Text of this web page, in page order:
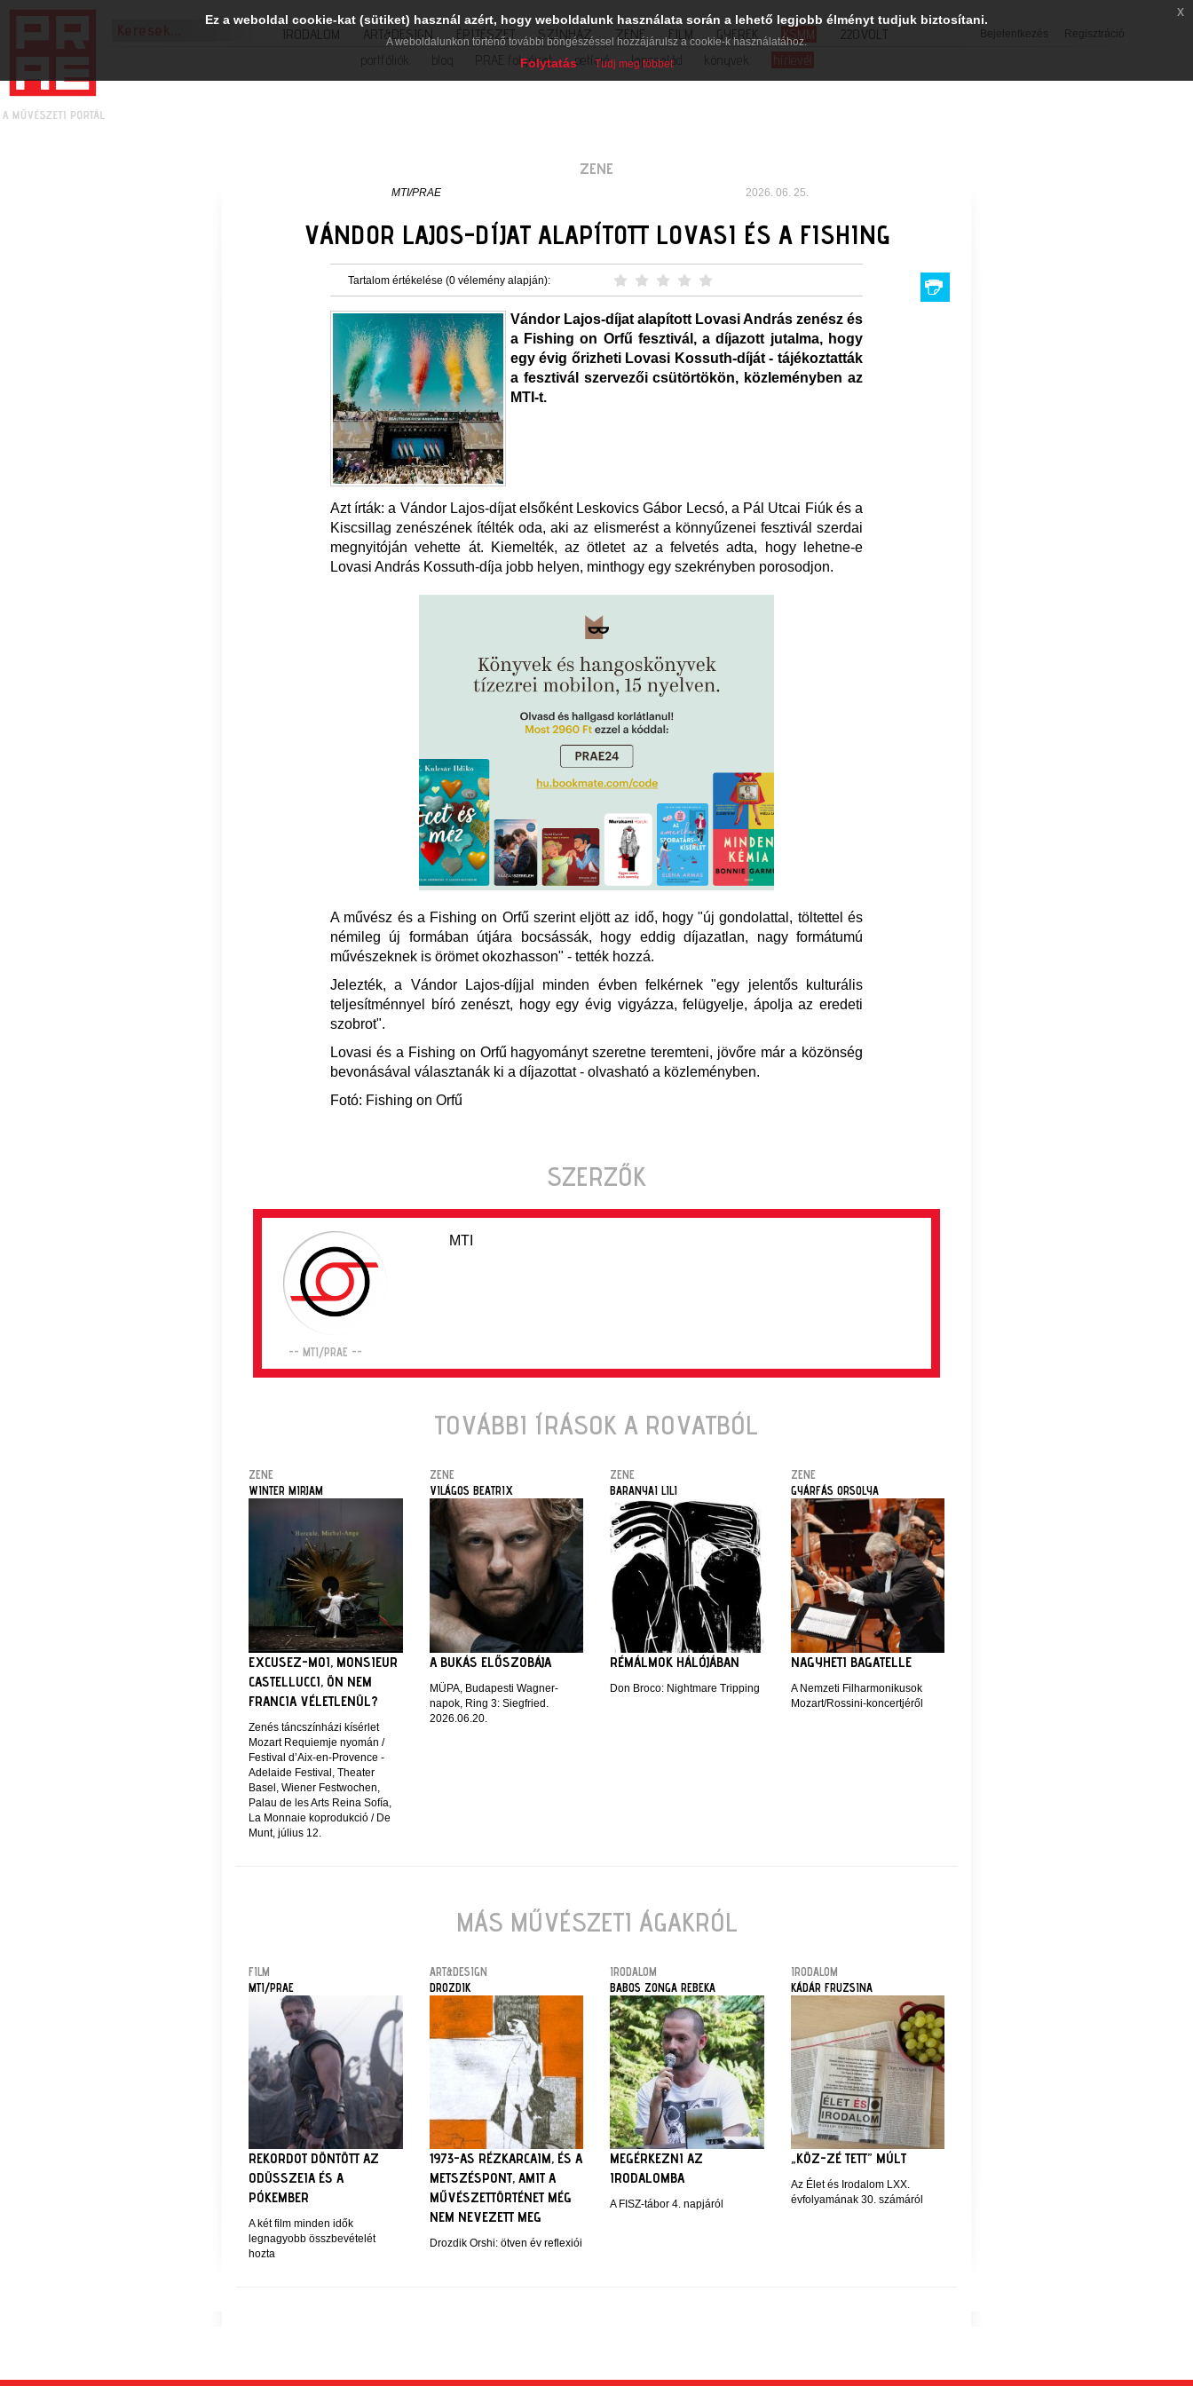
Bejelentkezés Regisztráció
IRODALOM ART&DESIGN ÉPÍTÉSZET SZÍNHÁZ ZENE FILM GYEREK KSMM
220VOLT
portfóliók
PRAE folyóirat petíció lapcsalád könyvek hírlevél
ZENE
MTI/PRAE 2026. 06. 25.
VÁNDOR LAJOS-DÍJAT ALAPÍTOTT LOVASI ÉS A FISHING
Tartalom értékelése (0 vélemény alapján):
Vándor Lajos-díjat alapított Lovasi András zenész és
a Fishing on Orfű fesztivál, a díjazott jutalma, hogy
egy évig őrizheti Lovasi Kossuth-díját - tájékoztatták
a fesztivál szervezői csütörtökön, közleményben az
MTI-t.
Azt írták: a Vándor Lajos-díjat elsőként Leskovics Gábor Lecsó, a Pál Utcai Fiúk és a
Kiscsillag zenészének ítélték oda, aki az elismerést a könnyűzenei fesztivál szerdai
megnyitóján vehette át. Kiemelték, az ötletet az a felvetés adta, hogy lehetne-e
Lovasi András Kossuth-díja jobb helyen, minthogy egy szekrényben porosodjon.
A művész és a Fishing on Orfű szerint eljött az idő, hogy "új gondolattal, töltettel és
némileg új formában útjára bocsássák, hogy eddig díjazatlan, nagy formátumú
művészeknek is örömet okozhasson" - tették hozzá.
Jelezték, a Vándor Lajos-díjjal minden évben felkérnek "egy jelentős kulturális
teljesítménnyel bíró zenészt, hogy egy évig vigyázza, felügyelje, ápolja az eredeti
szobrot".
Lovasi és a Fishing on Orfű hagyományt szeretne teremteni, jövőre már a közönség
bevonásával választanák ki a díjazottat - olvasható a közleményben.
Fotó: Fishing on Orfű
SZERZŐK
-- MTI/PRAE --
MTI
TOVÁBBI ÍRÁSOK A ROVATBÓL
ZENE
WINTER MIRJAM
EXCUSEZ-MOI, MONSIEUR
CASTELLUCCI, ÖN NEM
FRANCIA VÉLETLENÜL?
Zenés táncszínházi kísérlet
Mozart Requiemje nyomán /
Festival d’Aix-en-Provence -
Adelaide Festival, Theater
Basel, Wiener Festwochen,
Palau de les Arts Reina Sofía,
La Monnaie koprodukció / De
Munt, július 12.
ZENE
VILÁGOS BEATRIX
A BUKÁS ELŐSZOBÁJA
MÜPA, Budapesti Wagner-
napok, Ring 3: Siegfried.
2026.06.20.
ZENE
BARANYAI LILI
RÉMÁLMOK HÁLÓJÁBAN
Don Broco: Nightmare Tripping
ZENE
GYÁRFÁS ORSOLYA
NAGYHETI BAGATELLE
A Nemzeti Filharmonikusok
Mozart/Rossini-koncertjéről
MÁS MŰVÉSZETI ÁGAKRÓL
FILM
MTI/PRAE
REKORDOT DÖNTÖTT AZ
ODÜSSZEIA ÉS A
PÓKEMBER
A két film minden idők
legnagyobb összbevételét
hozta
ART&DESIGN
DROZDIK
1973-AS RÉZKARCAIM, ÉS A
METSZÉSPONT, AMIT A
MŰVÉSZETTÖRTÉNET MÉG
NEM NEVEZETT MEG
Drozdik Orshi: ötven év reflexiói
IRODALOM
BABOS ZONGA REBEKA
MEGÉRKEZNI AZ
IRODALOMBA
A FISZ-tábor 4. napjáról
IRODALOM
KÁDÁR FRUZSINA
„KÖZ-ZÉ TETT” MÚLT
Az Élet és Irodalom LXX.
évfolyamának 30. számáról
Ez a weboldal cookie-kat (sütiket) használ azért, hogy weboldalunk használata során a lehető legjobb élményt tudjuk biztosítani.
A weboldalunkon történő további böngészéssel hozzájárulsz a cookie-k használatához.
Folytatás Tudj meg többet
x